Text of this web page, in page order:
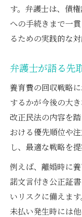
す。弁護士は、債
への手続きまで一
るための実践的な対
弁護士が語る先
養育費の回収戦略
するかが今後の大
改正民法の内容を
おける優先順位や
し、最適な戦略を提
例えば、離婚時に
諾文言付き公正証
いリスクに備えま
未払い発生時には